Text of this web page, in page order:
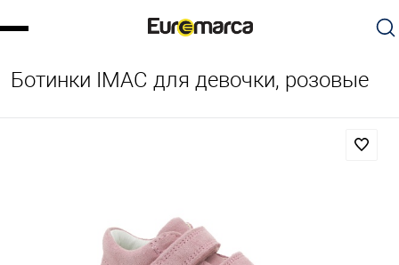
Ботинки IMAC для девочки, розовые